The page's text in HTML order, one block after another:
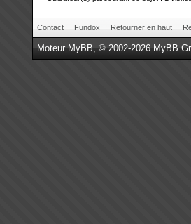
Contact Fundox Retourner en haut
MoteurMyBB, © 2002-2026MyBB